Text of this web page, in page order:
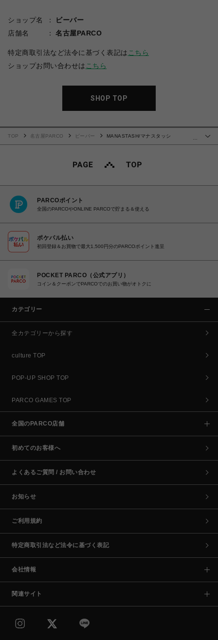
ショップ名
ビーバー
店舗名
名古屋PARCO
特定商取引法など法令に基づく表記は こちら
ショップお問い合わせは こちら
SHOP TOP
…
TOP 名古屋PARCO ビーバー
MANASTASH/マナスタッシ
PARCOポイント
全国のPARCOやONLINE PARCOで貯まる＆使える
ポケパル払い
初回登録＆お買物で最大1,500円分のPARCOポイント進呈
POCKET PARCO（公式アプリ）
コイン＆クーポンでPARCOでのお買い物がオトクに
カテゴリー
全カテゴリーから探す
culture TOP
POP-UP SHOP TOP
PARCO GAMES TOP
全国のPARCO店舗
初めてのお客様へ
よくあるご質問 / お問い合わせ
お知らせ
ご利用規約
特定商取引法など法令に基づく表記
会社情報
関連サイト